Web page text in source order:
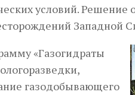
условий. Решение
Западной
«Газогидраты
газодобывающего